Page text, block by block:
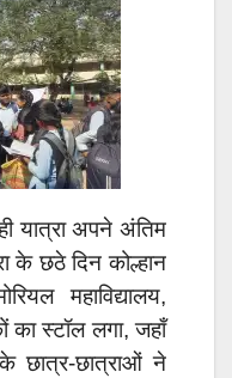
यात्रा अपने अंतिम
के छठे दिन कोल्हान
महाविद्यालय,
स्टॉल लगा, जहाँ
छात्राओं ने